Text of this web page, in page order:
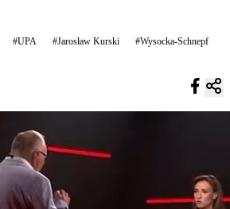
#UPA #Jarosław Kurski
#Wysocka-Schnepf